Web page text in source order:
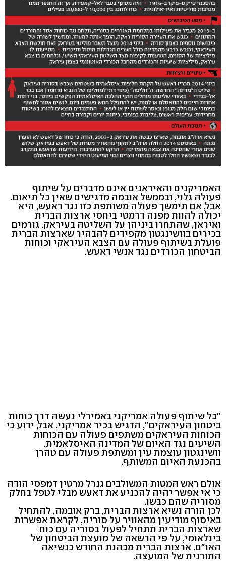
האמריקנים והאיראנים אינם מדברים על שיתוף
פעולה גלוי, ובממשל אובמה מדגישים שאין כל תיאום.
אבל, אם תימשך פעולה משותפת כזו נגד דאעש, היא
יכולה להוות מפנה דרמטי ביחסי ארצות הברית
ואיראן, שהתחרו ביניהן על השליטה בעיראק. גורמים
בכירים בוושינגטון מקפידים להבהיר שארצות הברית
פועלת בשיתוף פעולה עם הצבא העיראקי וכוחות
הביטחון הכורדים נגד אנשי דאעש.
"כל שיתוף פעולה אמריקני באמירלי נעשה דרך כוחות
ביטחון העיראקים", הדגיש בכיר אמריקני. אבל, ידוע כי
הכוחות העיראקים משתפים פעולה עם הכוחות
השיעים נגד האיום של המדינה האיסלאמית.
וושינגטון עוצמת עין ומשתפת פעולה עם טהרן
בהכנעת האיום המשותף.
אולם ראש המטות המשולבים גנרל מרטין דמפסי הודה
כי אי אפשר יהיה להכניע את דאעש מבלי לטפל בחלק
מסוריה שהם כבשו.
לכן הורה נשיא ארצות הברית, ברק אובמה, להתחיל
באיסוף מודיעין מהאוויר על סוריה, לקראת אפשרות
שארצות הברית תתחיל לפעול בסוריה עם כוח
בינלאומי, על פי הרשאה של מועצת הביטחון של
האו"ם. ארצות הברית מכהנת החודש כנשיאה
התורנית של המועצה.